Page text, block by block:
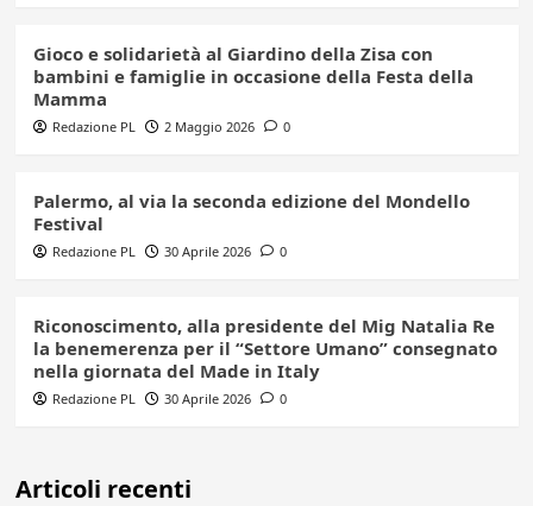
Gioco e solidarietà al Giardino della Zisa con
bambini e famiglie in occasione della Festa della
Mamma
Redazione PL 2 Maggio 2026 0
Palermo, al via la seconda edizione del Mondello
Festival
Redazione PL 30 Aprile 2026 0
Riconoscimento, alla presidente del Mig Natalia Re
la benemerenza per il “Settore Umano” consegnato
nella giornata del Made in Italy
Redazione PL 30 Aprile 2026 0
Articoli recenti